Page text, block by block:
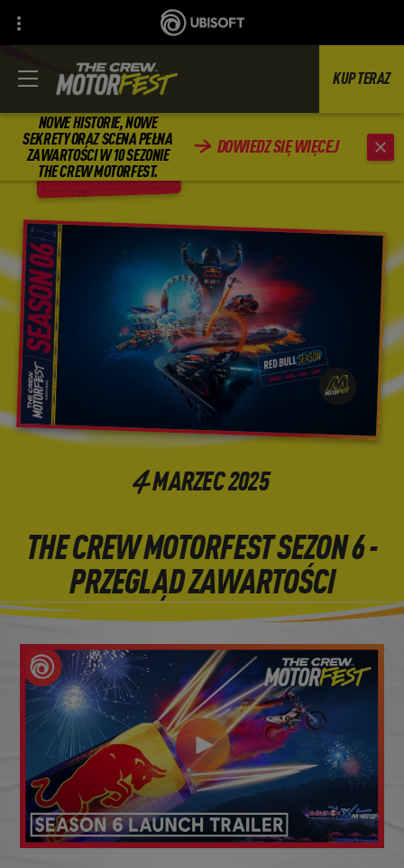
NOWE HISTORIE, NOWE
SEKRETY ORAZ SCENA PEŁNA
ZAWARTOŚCI W 10 SEZONIE
THE CREW MOTORFEST.
DOWIEDZ SIĘ WIĘCEJ
KUP TERAZ
WSTECZ
4MARZEC2025
THE CREW MOTORFEST SEZON 6 -
PRZEGLĄD ZAWARTOŚCI